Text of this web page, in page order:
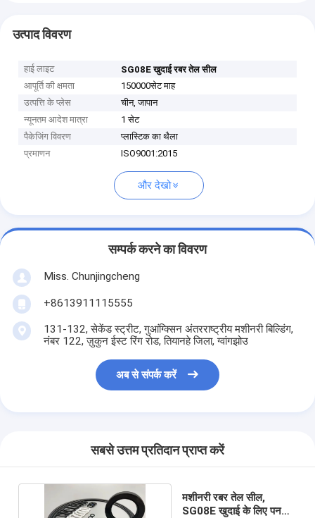
उत्पाद विवरण
हाई लाइट
SG08E खुदाई रबर तेल सील
आपूर्ति की क्षमता
150000सेट माह
उत्पत्ति के प्लेस
चीन, जापान
न्यूनतम आदेश मात्रा
1 सेट
पैकेजिंग विवरण
प्लास्टिक का थैला
प्रमाणन
ISO9001:2015
और देखो
सम्पर्क करने का विवरण
Miss. Chunjingcheng
+8613911115555
131-132, सेकेंड स्ट्रीट, गुआंग्क्सिन अंतरराष्ट्रीय मशीनरी बिल्डिंग,
नंबर 122, ज़ुकुन ईस्ट रिंग रोड, तियानहे जिला, ग्वांगझोउ
अब से संपर्क करें
सबसे उत्तम प्रतिदान प्राप्त करें
मशीनरी रबर तेल सील,
SG08E खुदाई के लिए पनरोक